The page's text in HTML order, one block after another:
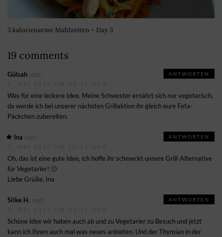
3 kalorienarme Mahlzeiten – Day 3
19 comments
Gülsah
Was für eine leckere Idee. Meine Schwester ernährt sich nur vegetarisch,
da werde ich bei unserer nächsten Grillaktion ihr gleich eure Feta-
Päckchen zubereiten.
ANTWORTEN
Ina
Oh, das ist eine gute Idee, ich hoffe ihr schmeckt unsere Grill-Alternative
für Vegetarier! 🙂
Liebe Grüße, Ina
ANTWORTEN
Silke H.
Schöne Idee wir haben auch ab und zu Vegetarier zu Besuch und jetzt
kann ich Ihnen auch mal was neues anbieten. Und der Thymian in der
ANTWORTEN